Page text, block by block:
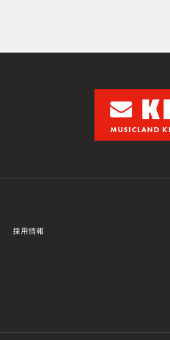
採用情報